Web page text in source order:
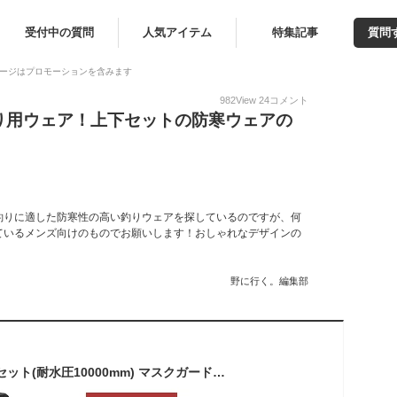
受付中の質問 人気アイテム 特集記事 質問
ジはプロモーションを含みます
982View 24コメント
ウェア！上下セットの防寒ウェアの
に適した防寒性の高い釣りウェアを探しているのですが、何
るメンズ向けのものでお願いします！おしゃれなデザインの
野に行く。編集部
防水防寒スーツ 上下セット(耐水圧10000mm) マスクガード・反射プリント・内ポケット・裾調節テープ・ウエスト調節ひも・リストガード付きAS-3150 防寒ジャケット 防寒ジャンパー 防寒ウエア 防寒着 防水 極寒 メンズ 釣り マック Makku 【送料無料】